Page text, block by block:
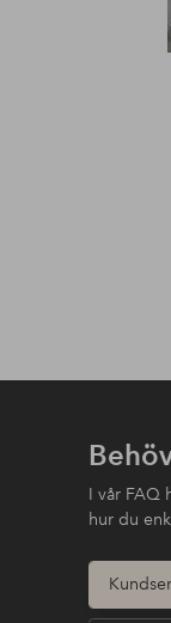
I vår FAQ
hur du